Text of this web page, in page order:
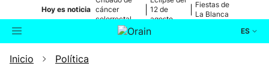
Hoy es noticia cáncer
colorrectal
12 de
agosto
Fiestas de
La Blanca
ES
Buscador
Inicio Política